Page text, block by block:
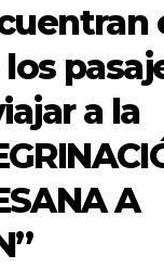
a la
A